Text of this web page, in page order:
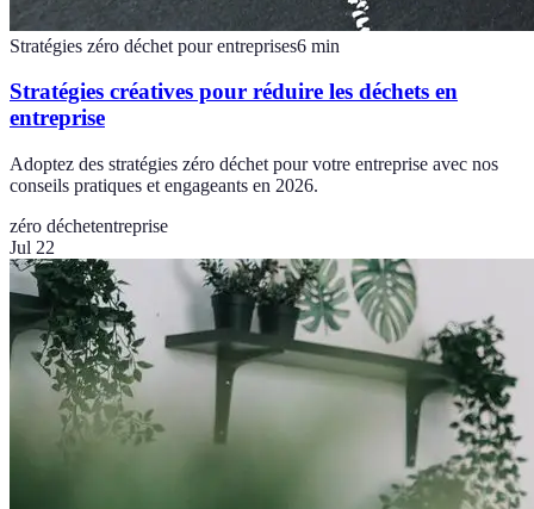
Stratégies zéro déchet pour entreprises6 min
Stratégies créatives pour réduire les déchets en
entreprise
Adoptez des stratégies zéro déchet pour votre entreprise avec nos
conseils pratiques et engageants en 2026.
zéro déchetentreprise
Jul 22